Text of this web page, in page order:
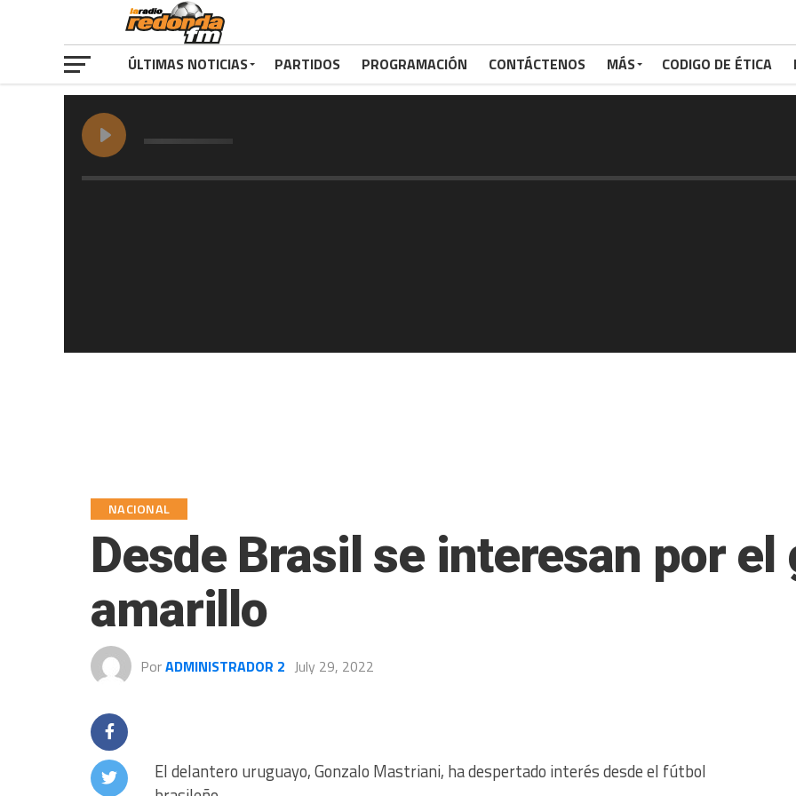
ÚLTIMAS NOTICIAS PARTIDOS PROGRAMACIÓN CONTÁCTENOS MÁS CODIGO DE ÉTICA
NACIONAL
Desde Brasil se interesan por el
amarillo
PorADMINISTRADOR 2 July 29, 2022
El delantero uruguayo, Gonzalo Mastriani, ha despertado interés desde el fútbol